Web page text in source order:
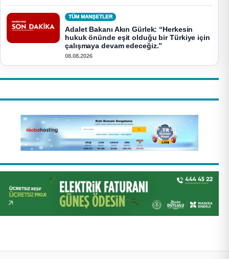
TÜM MANŞETLER
Adalet Bakanı Akın Gürlek: “Herkesin
hukuk önünde eşit olduğu bir Türkiye için
çalışmaya devam edeceğiz.”
08.08.2026